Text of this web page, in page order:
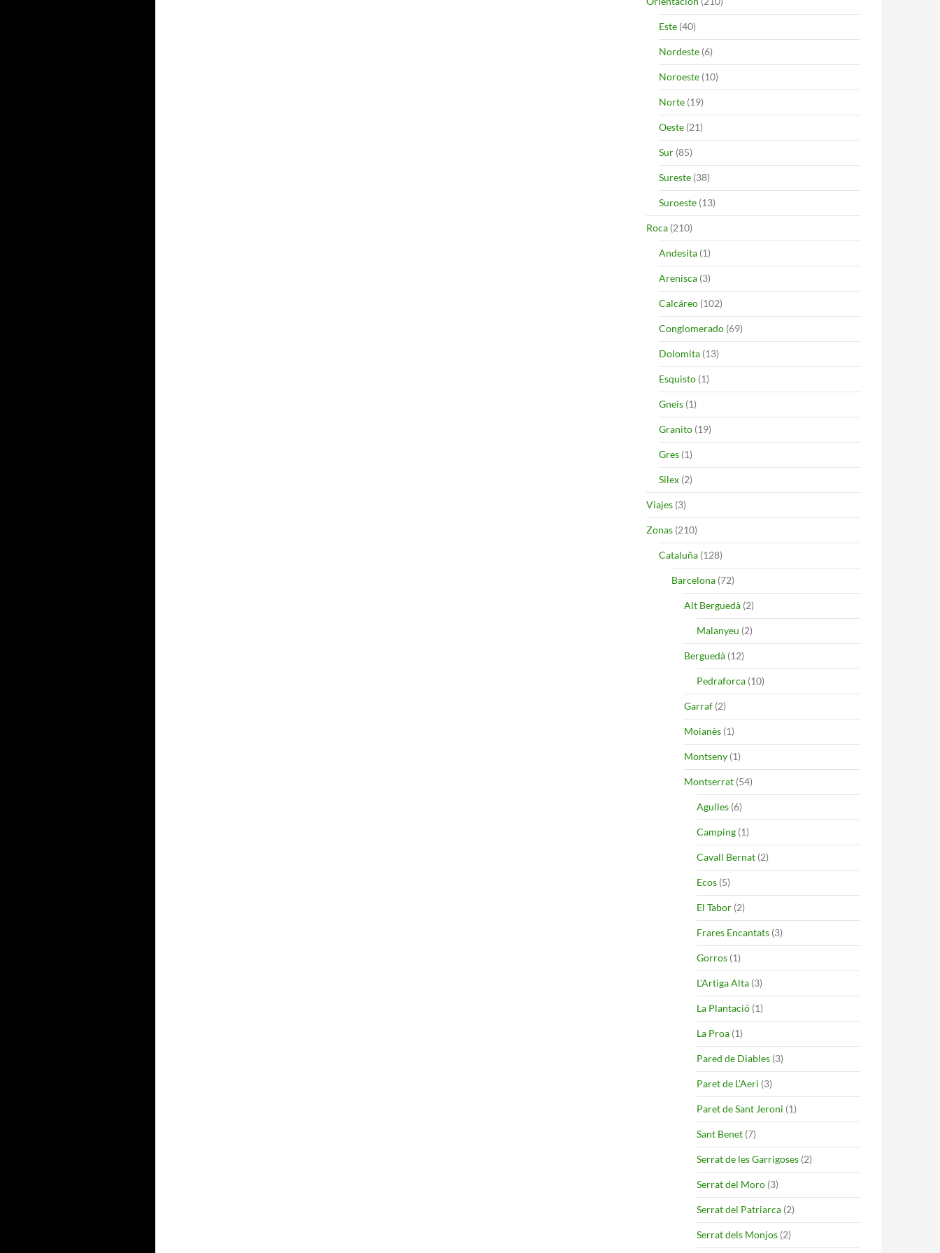
Este (40)
Nordeste (6)
Noroeste (10)
Norte (19)
Oeste (21)
Sur (85)
Sureste (38)
Suroeste (13)
Roca (210)
Andesita (1)
Arenisca (3)
Calcáreo (102)
Conglomerado (69)
Dolomita (13)
Esquisto (1)
Gneis (1)
Granito (19)
Gres (1)
Silex (2)
Viajes (3)
Zonas (210)
Cataluña (128)
Barcelona (72)
Alt Berguedà (2)
Malanyeu (2)
Berguedà (12)
Pedraforca (10)
Garraf (2)
Moianès (1)
Montseny (1)
Montserrat (54)
Agulles (6)
Camping (1)
Cavall Bernat (2)
Ecos (5)
El Tabor (2)
Frares Encantats (3)
Gorros (1)
L'Artiga Alta (3)
La Plantació (1)
La Proa (1)
Pared de Diables (3)
Paret de L'Aeri (3)
Paret de Sant Jeroni (1)
Sant Benet (7)
Serrat de les Garrigoses (2)
Serrat del Moro (3)
Serrat del Patriarca (2)
Serrat dels Monjos (2)